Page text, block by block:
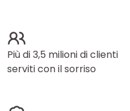
Più di 3,5 milioni di clienti
serviti con il sorriso